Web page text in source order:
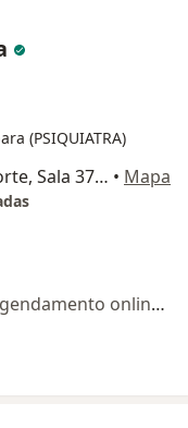
(PSIQUIATRA)
Duo Residence Mall - Rua 19 Norte, Sala 37, Águas Claras, Brasília • Mapa
Esse especialista não oferece agendamento online para esse endereço.